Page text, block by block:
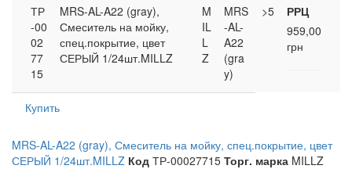
ТР
-00
02
77
15
MRS-AL-A22 (gray),
Смеситель на мойку,
спец.покрытие, цвет
СЕРЫЙ 1/24шт.MILLZ
M
IL
L
Z
MRS
-AL-
A22
(gra
y)
>5
РРЦ
959,00
грн
Купить
MRS-AL-A22 (gray), Смеситель на мойку, спец.покрытие, цвет
СЕРЫЙ 1/24шт.MILLZ Код ТР-00027715 Торг. марка MILLZ